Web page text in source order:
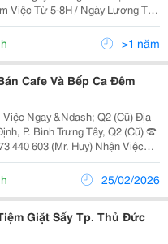
Thời Gian Làm
>1 năm
Cafe Và Bếp Ca Đêm
Ngay &Ndash; Q2 (Cũ) Địa
P. Bình Trưng Tây, Q2 (Cũ) ☎
603 (Mr. Huy) Nhận Việc
1. Nhân Viên Bán
25/02/2026
Giặt Sấy Tp. Thủ Đức